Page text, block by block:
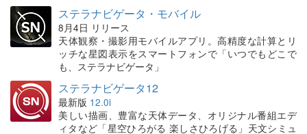
ステラナビゲータ・モバイル
8月4日 リリース
天体観察・撮影用モバイルアプリ。高精度な計算とリ
ッチな星図表示をスマートフォンで「いつでもどこで
も、ステラナビゲータ」
ステラナビゲータ12
最新版 12.0i
美しい描画、豊富な天体データ、オリジナル番組エデ
ィタなど「星空ひろがる 楽しさひろげる」天文シミュ